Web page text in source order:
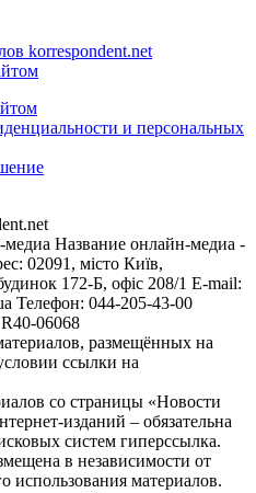
korrespondent.net
и персональных
Название онлайн-медиа -
02091, місто Київ,
172-Б, офіс 208/1 E-mail:
Телефон: 044-205-43-00
06068
размещённых на
ссылки на
со страницы «Новости
изданий – обязательна
систем гиперссылка.
в независимости от
использования материалов.